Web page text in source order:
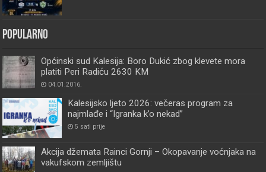
Popularno
Općinski sud Kalesija: Boro Dukić zbog klevete mora
platiti Peri Radiću 2630 KM
04.01.2016.
Kalesijsko ljeto 2026: večeras program za
najmlađe i “Igranka k’o nekad”
5 sati prije
Akcija džemata Rainci Gornji – Okopavanje voćnjaka na
vakufskom zemljištu